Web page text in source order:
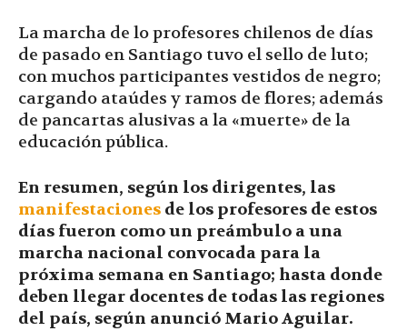
La marcha de lo profesores chilenos de días
de pasado en Santiago tuvo el sello de luto;
con muchos participantes vestidos de negro;
cargando ataúdes y ramos de flores; además
de pancartas alusivas a la «muerte» de la
educación pública.
En resumen, según los dirigentes, las
manifestaciones de los profesores de estos
días fueron como un preámbulo a una
marcha nacional convocada para la
próxima semana en Santiago; hasta donde
deben llegar docentes de todas las regiones
del país, según anunció Mario Aguilar.